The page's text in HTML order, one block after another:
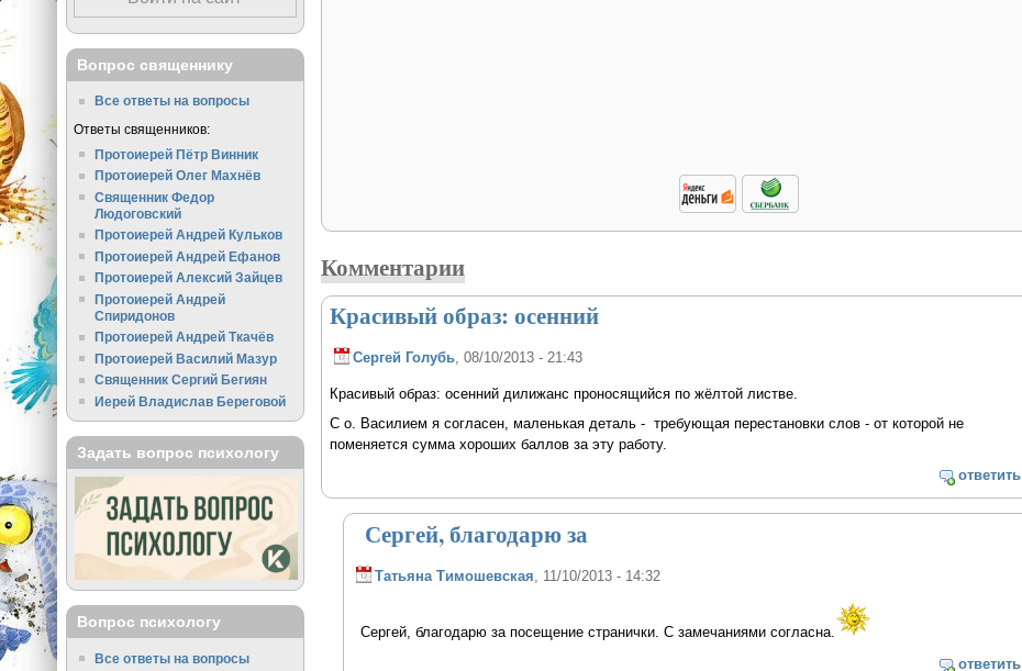
Комментарии
Красивый образ: осенний
Сергей Голубь, 08/10/2013 - 21:43
Красивый образ: осенний дилижанс проносящийся по жёлтой листве.
С о. Василием я согласен, маленькая деталь - требующая перестановки слов - от которой не
поменяется сумма хороших баллов за эту работу.
ответить
Сергей, благодарю за
Татьяна Тимошевская , 11/10/2013 - 14:32
Сергей, благодарю за посещение странички. С замечаниями согласна.
ответить
Вопрос священнику
Все ответы на вопросы
Ответы священников:
Протоиерей Пётр Винник
Протоиерей Олег Махнёв
Священник Федор
Людоговский
Протоиерей Андрей Кульков
Протоиерей Андрей Ефанов
Протоиерей Алексий Зайцев
Протоиерей Андрей
Спиридонов
Протоиерей Андрей Ткачёв
Протоиерей Василий Мазур
Священник Сергий Бегиян
Иерей Владислав Береговой
Задать вопрос психологу
Вопрос психологу
Все ответы на вопросы